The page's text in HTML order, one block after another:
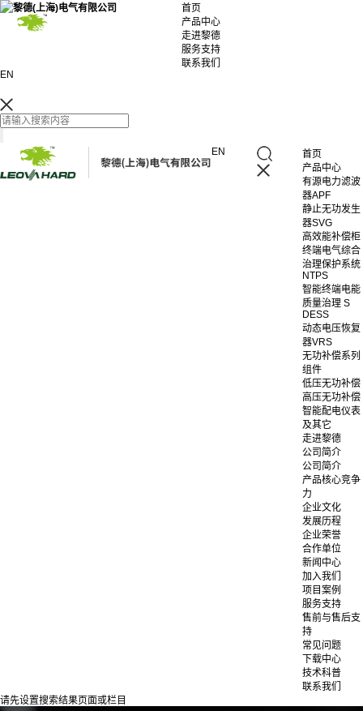
首页
产品中心
走进黎德
服务支持
联系我们
EN
EN
首页
产品中心
有源电力滤波
器APF
静止无功发生
器SVG
高效能补偿柜
终端电气综合
治理保护系统
NTPS
智能终端电能
质量治理 S
DESS
动态电压恢复
器VRS
无功补偿系列
组件
低压无功补偿
高压无功补偿
智能配电仪表
及其它
走进黎德
公司简介
公司简介
产品核心竞争
力
企业文化
发展历程
企业荣誉
合作单位
新闻中心
加入我们
项目案例
服务支持
售前与售后支
持
常见问题
下载中心
技术科普
联系我们
请先设置搜索结果页面或栏目